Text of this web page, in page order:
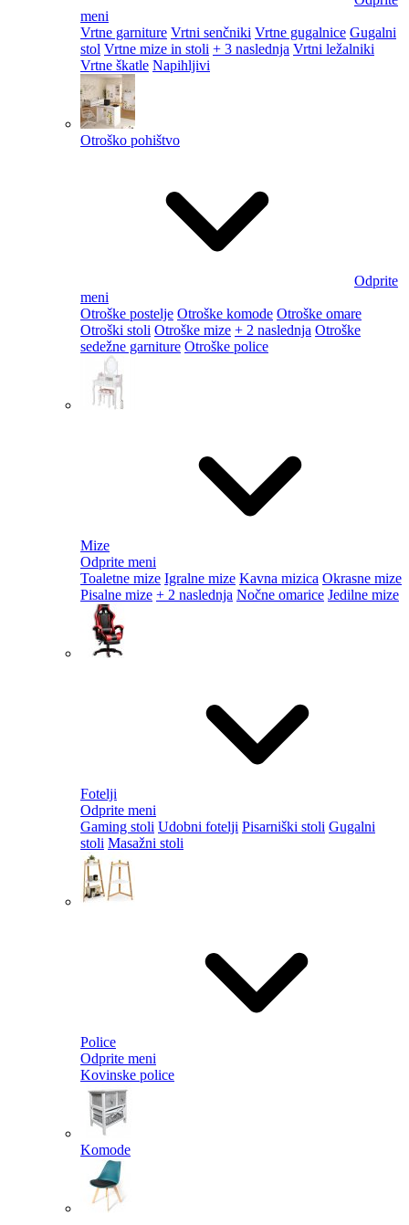
meni
Vrtne garniture Vrtni senčniki Vrtne gugalnice Gugalni
stol Vrtne mize in stoli + 3 naslednja Vrtni ležalniki
Vrtne škatle Napihljivi
Otroško pohištvo
Odprite
meni
Otroške postelje Otroške komode Otroške omare
Otroški stoli Otroške mize + 2 naslednja Otroške
sedežne garniture Otroške police
Mize
Odprite meni
Toaletne mize Igralne mize Kavna mizica Okrasne mize
Pisalne mize + 2 naslednja Nočne omarice Jedilne mize
Fotelji
Odprite meni
Gaming stoli Udobni fotelji Pisarniški stoli Gugalni
stoli Masažni stoli
Police
Odprite meni
Kovinske police
Komode